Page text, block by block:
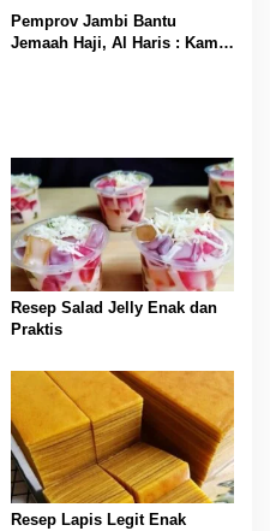
Gratifikasi
Pemprov Jambi Bantu
Jemaah Haji, Al Haris : Kami
Resep Salad Jelly Enak dan
Praktis
Resep Lapis Legit Enak